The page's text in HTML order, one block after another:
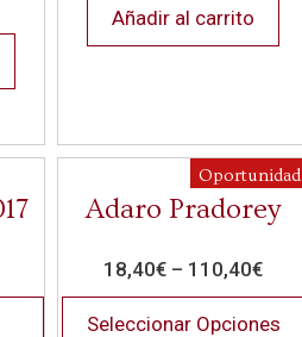
Añadir al carrito
Oportunidad
Adaro Pradorey
18,40€ – 110,40€
Seleccionar Opciones